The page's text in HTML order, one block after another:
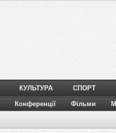
КУЛЬТУРА СПОРТ
Конференції Фільми